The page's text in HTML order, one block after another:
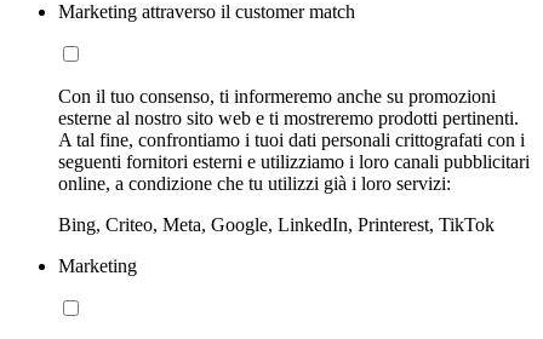
Marketing attraverso il customer match
Con il tuo consenso, ti informeremo anche su promozioni
esterne al nostro sito web e ti mostreremo prodotti pertinenti.
A tal fine, confrontiamo i tuoi dati personali crittografati con i
seguenti fornitori esterni e utilizziamo i loro canali pubblicitari
online, a condizione che tu utilizzi già i loro servizi:
Bing, Criteo, Meta, Google, LinkedIn, Printerest, TikTok
Marketing